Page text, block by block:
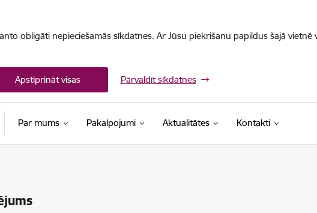
obligāti nepieciešamās sīkdatnes. Ar Jūsu piekrišanu papildus šajā
Apstiprināt visas Pārvaldīt sīkdatnes
Par mums Pakalpojumi Aktualitātes Kontakti